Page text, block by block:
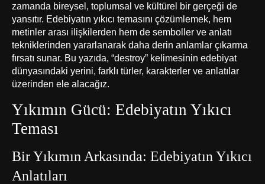
zamanda bireysel, toplumsal ve kültürel bir gerçeği de
yansıtır. Edebiyatın yıkıcı temasını çözümlemek, hem
metinler arası ilişkilerden hem de semboller ve anlatı
tekniklerinden yararlanarak daha derin anlamlar çıkarma
fırsatı sunar. Bu yazıda, “destroy” kelimesinin edebiyat
dünyasındaki yerini, farklı türler, karakterler ve anlatılar
üzerinden ele alacağız.
Yıkımın Gücü: Edebiyatın Yıkıcı
Teması
Bir Yıkımın Arkasında: Edebiyatın Yıkıcı
Anlatıları